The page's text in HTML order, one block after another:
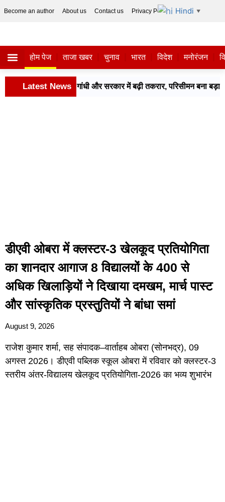
Become an author About us Contact us Privacy Policy Disclaimer
Hindi ▼
होम पेज ताजा खबर चुनाव भारत विदेश मनोरंजन
Latest News
राहुल गांधी और सरकार में बढ़ी तकरार, परिसीमन बना बड़ा मुद्दा
डीएवी ओबरा में क्लस्टर-3 खेलकूद प्रतियोगिता
का शानदार आगाज 8 विद्यालयों के 400 से
अधिक खिलाड़ियों ने दिखाया दमखम, मार्च पास्ट
और सांस्कृतिक प्रस्तुतियों ने बांधा समां
August 9, 2026
राजेश कुमार शर्मा, सह संपादक–वार्ताहब ओबरा (सोनभद्र), 09
अगस्त 2026। डीएवी पब्लिक स्कूल ओबरा में रविवार को क्लस्टर-3
स्तरीय अंतर-विद्यालय खेलकूद प्रतियोगिता-2026 का भव्य शुभारंभ